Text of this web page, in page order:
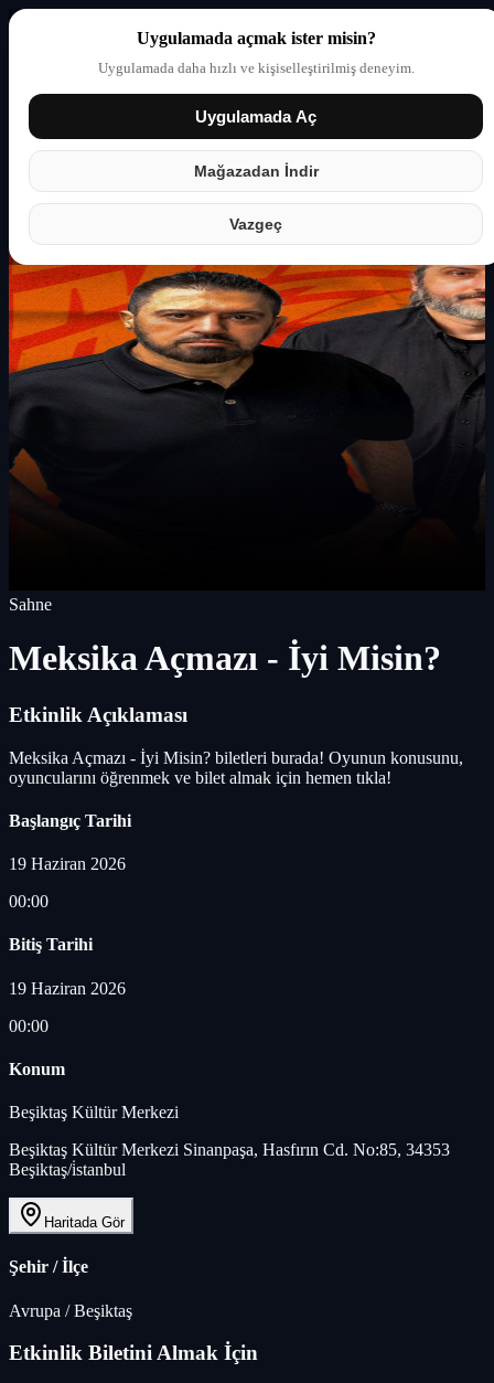
Uygulamada açmak ister misin?
Uygulamada daha hızlı ve kişiselleştirilmiş deneyim.
Uygulamada Aç
Mağazadan İndir
Vazgeç
Giriş yap Partner
Sahne
Meksika Açmazı - İyi Misin?
Etkinlik Açıklaması
Meksika Açmazı - İyi Misin? biletleri burada! Oyunun konusunu,
oyuncularını öğrenmek ve bilet almak için hemen tıkla!
Başlangıç Tarihi
19 Haziran 2026
00:00
Bitiş Tarihi
19 Haziran 2026
00:00
Konum
Beşiktaş Kültür Merkezi
Beşiktaş Kültür Merkezi Sinanpaşa, Hasfırın Cd. No:85, 34353
Beşiktaş/i̇stanbul
Haritada Gör
Şehir / İlçe
Avrupa /Beşiktaş
Etkinlik Biletini Almak İçin